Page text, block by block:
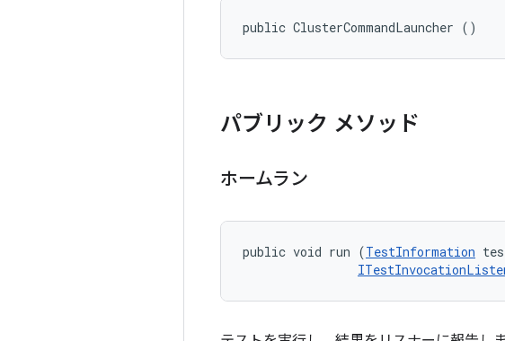
public ClusterCommandLauncher ()
パブリック メソッド
ホームラン
public void run (TestInformation